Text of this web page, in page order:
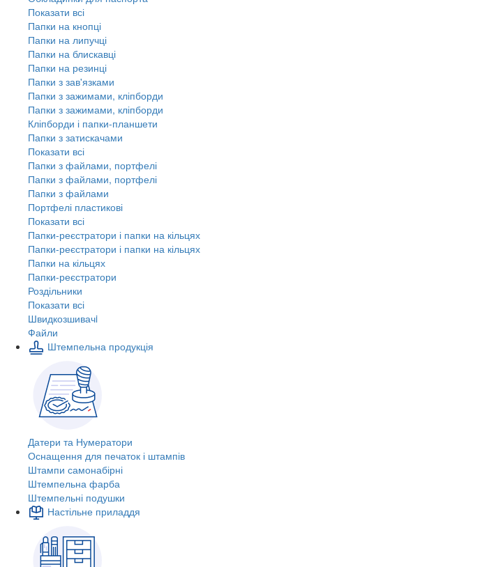
Показати всі
Папки на кнопці
Папки на липучці
Папки на блискавці
Папки на резинці
Папки з зав'язками
Папки з зажимами, кліпборди
Папки з зажимами, кліпборди
Кліпборди і папки-планшети
Папки з затискачами
Показати всі
Папки з файлами, портфелі
Папки з файлами, портфелі
Папки з файлами
Портфелі пластикові
Показати всі
Папки-реєстратори і папки на кільцях
Папки-реєстратори і папки на кільцях
Папки на кільцях
Папки-реєстратори
Роздільники
Показати всі
Швидкозшивачi
Файли
Штемпельна продукція
Датери та Нумератори
Оснащення для печаток і штампів
Штампи самонабірні
Штемпельна фарба
Штемпельні подушки
Настільне приладдя